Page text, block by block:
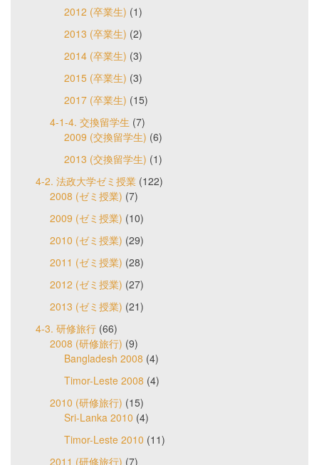
2012 (卒業生) (1)
2013 (卒業生) (2)
2014 (卒業生) (3)
2015 (卒業生) (3)
2017 (卒業生) (15)
4-1-4. 交換留学生 (7)
2009 (交換留学生) (6)
2013 (交換留学生) (1)
4-2. 法政大学ゼミ授業 (122)
2008 (ゼミ授業) (7)
2009 (ゼミ授業) (10)
2010 (ゼミ授業) (29)
2011 (ゼミ授業) (28)
2012 (ゼミ授業) (27)
2013 (ゼミ授業) (21)
4-3. 研修旅行 (66)
2008 (研修旅行) (9)
Bangladesh 2008 (4)
Timor-Leste 2008 (4)
2010 (研修旅行) (15)
Sri-Lanka 2010 (4)
Timor-Leste 2010 (11)
2011 (研修旅行) (7)